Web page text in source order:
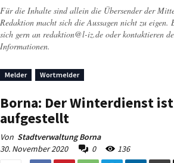
Für die Inhalte sind allein die Übersender der
Redaktion macht sich die Aussagen nicht zu eigen.
sich gern an redaktion@l-iz.de oder kontaktieren
Informationen.
Melder Wortmelder
Borna: Der Winterdienst
aufgestellt
Von Stadtverwaltung Borna
30. November 2020
0 136